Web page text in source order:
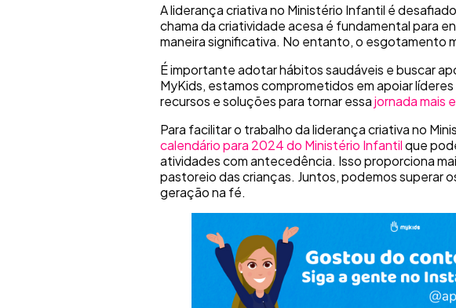
A liderança criativa no Ministério Infantil é
chama da criatividade acesa é fundamental para
maneira significativa. No entanto, o esgotamento
É importante adotar hábitos saudáveis e buscar
MyKids, estamos comprometidos em apoiar
recursos e soluções para tornar essajornada mais
Para facilitar o trabalho da liderança criativa no
calendário para 2024 do Ministério Infantilque
atividades com antecedência. Isso proporciona
pastoreio das crianças. Juntos, podemos superar
geração na fé.